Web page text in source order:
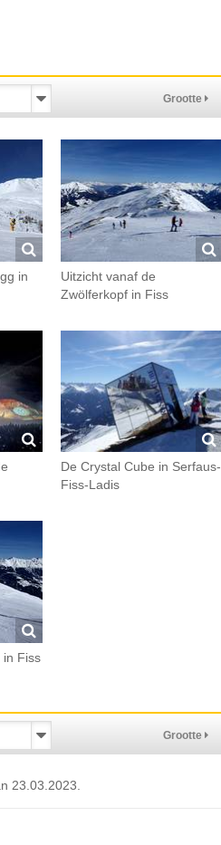
Grootte
in
Uitzicht vanaf de
Zwölferkopf in Fiss
De Crystal Cube in Serfaus-
Fiss-Ladis
in Fiss
Grootte
23.03.2023.